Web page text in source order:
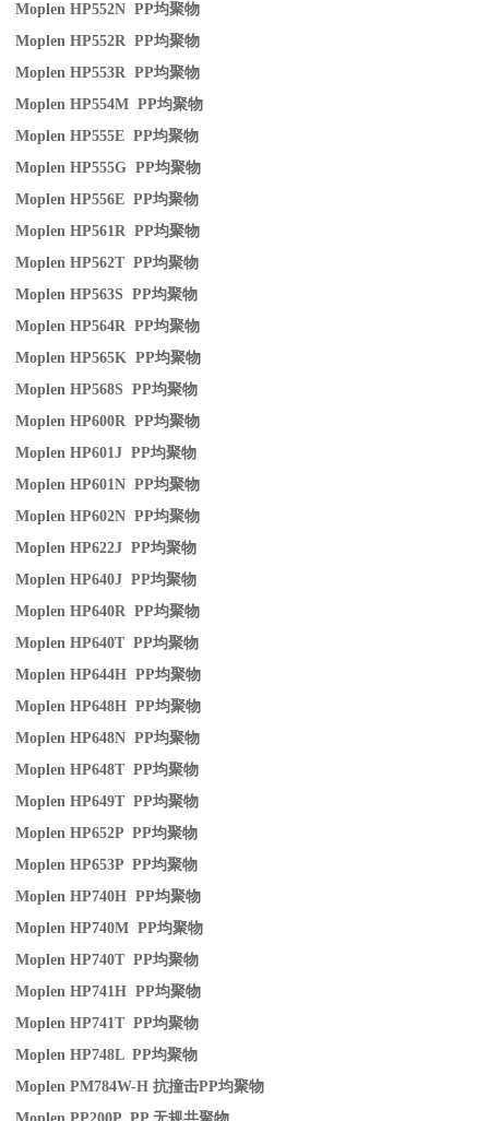
Moplen HP552N PP均聚物
Moplen HP552R PP均聚物
Moplen HP553R PP均聚物
Moplen HP554M PP均聚物
Moplen HP555E PP均聚物
Moplen HP555G PP均聚物
Moplen HP556E PP均聚物
Moplen HP561R PP均聚物
Moplen HP562T PP均聚物
Moplen HP563S PP均聚物
Moplen HP564R PP均聚物
Moplen HP565K PP均聚物
Moplen HP568S PP均聚物
Moplen HP600R PP均聚物
Moplen HP601J PP均聚物
Moplen HP601N PP均聚物
Moplen HP602N PP均聚物
Moplen HP622J PP均聚物
Moplen HP640J PP均聚物
Moplen HP640R PP均聚物
Moplen HP640T PP均聚物
Moplen HP644H PP均聚物
Moplen HP648H PP均聚物
Moplen HP648N PP均聚物
Moplen HP648T PP均聚物
Moplen HP649T PP均聚物
Moplen HP652P PP均聚物
Moplen HP653P PP均聚物
Moplen HP740H PP均聚物
Moplen HP740M PP均聚物
Moplen HP740T PP均聚物
Moplen HP741H PP均聚物
Moplen HP741T PP均聚物
Moplen HP748L PP均聚物
Moplen PM784W-H抗撞击PP均聚物